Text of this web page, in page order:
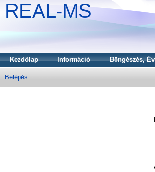
REAL-MS
Kezdőlap Információ Böngészés, Év
Belépés